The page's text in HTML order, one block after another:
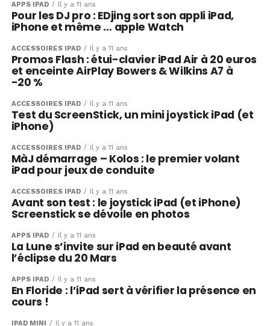
APPS IPAD Il y a 11 ans
Pour les DJ pro : EDjing sort son appli iPad,
iPhone et même … apple Watch
ACCESSOIRES IPAD Il y a 11 ans
Promos Flash : étui-clavier iPad Air à 20 euros
et enceinte AirPlay Bowers & Wilkins A7 à
-20 %
ACCESSOIRES IPAD Il y a 11 ans
Test du ScreenStick, un mini joystick iPad (et
iPhone)
ACCESSOIRES IPAD Il y a 11 ans
MàJ démarrage – Kolos : le premier volant
iPad pour jeux de conduite
ACCESSOIRES IPAD Il y a 11 ans
Avant son test : le joystick iPad (et iPhone)
Screenstick se dévoile en photos
APPS IPAD Il y a 11 ans
La Lune s’invite sur iPad en beauté avant
l’éclipse du 20 Mars
APPS IPAD Il y a 11 ans
En Floride : l’iPad sert à vérifier la présence en
cours !
IPAD MINI Il y a 11 ans